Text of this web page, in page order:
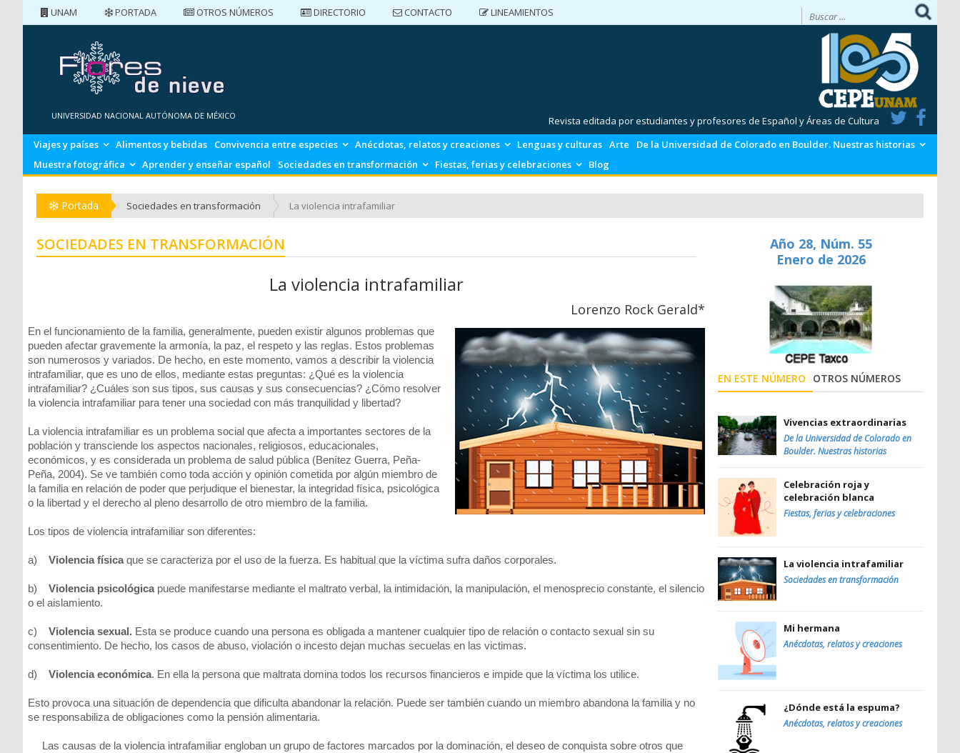
UNAM PORTADA OTROS NÚMEROS DIRECTORIO CONTACTO
LINEAMIENTOS
UNIVERSIDAD NACIONAL AUTÓNOMA DE MÉXICO
Revista editada por estudiantes y profesores de Español y Áreas de Cultura
Viajes y países
Alimentos y bebidas Convivencia entre especies Anécdotas, relatos y creaciones Lenguas y culturas Arte
De la Universidad de Colorado en Boulder. Nuestras historias
Muestra fotográfica
Aprender y enseñar español Sociedades en transformación Fiestas, ferias y celebraciones Blog
Portada Sociedades en transformación La violencia intrafamiliar
SOCIEDADES EN TRANSFORMACIÓN
La violencia intrafamiliar
Lorenzo Rock Gerald*
En el funcionamiento de la familia, generalmente, pueden existir algunos problemas que
pueden afectar gravemente la armonía, la paz, el respeto y las reglas. Estos problemas
son numerosos y variados. De hecho, en este momento, vamos a describir la violencia
intrafamiliar, que es uno de ellos, mediante estas preguntas: ¿Qué es la violencia
intrafamiliar? ¿Cuáles son sus tipos, sus causas y sus consecuencias? ¿Cómo resolver
la violencia intrafamiliar para tener una sociedad con más tranquilidad y libertad?
La violencia intrafamiliar es un problema social que afecta a importantes sectores de la
población y transciende los aspectos nacionales, religiosos, educacionales,
económicos, y es considerada un problema de salud pública (Benítez Guerra, Peña-
Peña, 2004). Se ve también como toda acción y opinión cometida por algún miembro de
la familia en relación de poder que perjudique el bienestar, la integridad física, psicológica
o la libertad y el derecho al pleno desarrollo de otro miembro de la familia.
Los tipos de violencia intrafamiliar son diferentes:
a) Violencia físicaque se caracteriza por el uso de la fuerza. Es habitual que la víctima sufra daños corporales.
b) Violencia psicológica puede manifestarse mediante el maltrato verbal, la intimidación, la manipulación, el menosprecio constante, el silencio
o el aislamiento.
c) Violencia sexual. Esta se produce cuando una persona es obligada a mantener cualquier tipo de relación o contacto sexual sin su
consentimiento. De hecho, los casos de abuso, violación o incesto dejan muchas secuelas en las victimas.
d) Violencia económica. En ella la persona que maltrata domina todos los recursos financieros e impide que la víctima los utilice.
Esto provoca una situación de dependencia que dificulta abandonar la relación. Puede ser también cuando un miembro abandona la familia y no
se responsabiliza de obligaciones como la pensión alimentaria.
Las causas de la violencia intrafamiliar engloban un grupo de factores marcados por la dominación, el deseo de conquista sobre otros que
Año 28, Núm. 55
Enero de 2026
EN ESTE NÚMERO OTROS NÚMEROS
Vivencias extraordinarias
De la Universidad de Colorado en
Boulder. Nuestras historias
Celebración roja y
celebración blanca
Fiestas, ferias y celebraciones
La violencia intrafamiliar
Sociedades en transformación
Mi hermana
Anécdotas, relatos y creaciones
¿Dónde está la espuma?
Anécdotas, relatos y creaciones